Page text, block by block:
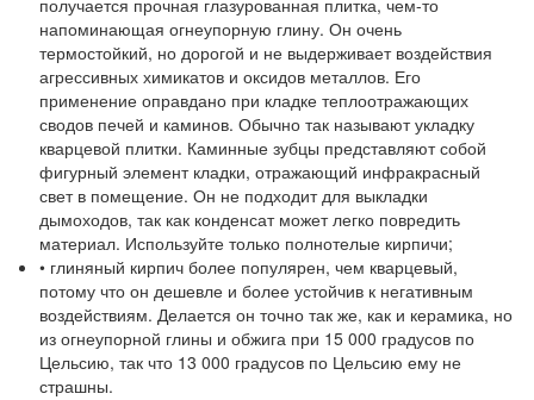
получается прочная глазурованная плитка, чем-то
напоминающая огнеупорную глину. Он очень
термостойкий, но дорогой и не выдерживает воздействия
агрессивных химикатов и оксидов металлов. Его
применение оправдано при кладке теплоотражающих
сводов печей и каминов. Обычно так называют укладку
кварцевой плитки. Каминные зубцы представляют собой
фигурный элемент кладки, отражающий инфракрасный
свет в помещение. Он не подходит для выкладки
дымоходов, так как конденсат может легко повредить
материал. Используйте только полнотелые кирпичи;
• глиняный кирпич более популярен, чем кварцевый,
потому что он дешевле и более устойчив к негативным
воздействиям. Делается он точно так же, как и керамика, но
из огнеупорной глины и обжига при 15 000 градусов по
Цельсию, так что 13 000 градусов по Цельсию ему не
страшны.